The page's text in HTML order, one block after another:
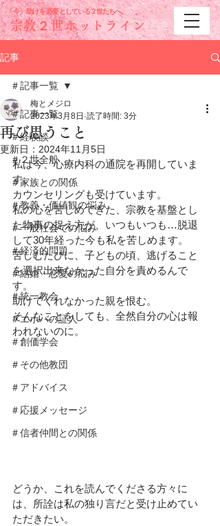
宗教２世ホットライン
「今」助けを必要と している２世たちへ。
記事
＃記事一覧
＃経験談
＃２世全般
＃家族との関係
＃教義・価値観の悩み
＃一般社会での悩み
＃経済的問題
＃結婚・恋愛の悩み
＃統一教会
＃エホバの証人
＃創価学会
＃その他教団
＃アドバイス
＃応援メッセージ
＃信者仲間との関係
＃記事一覧
再び思うこと
梅とメジロ
2023年3月8日 読了時間: 3分
更新日： 2024年11月5日
私は今、心療内科の通院を再開していま
す。
カウンセリングも受けています。
私の心を苦しめてきた、宗教を基盤とし
た物事の捉え方が、いつもいつも…脱退
して30年経った今も私を苦しめます。
苦しむたびに、子どもの頃、逃げること
を選択出来なかった自分を責めるんで
す。
助けてくれなかった親を恨む。
そんなことをしても、全然自分の心は報
われないのに。
どうか、これを読んでくださる方々に
は、所詮は私の独り言だと受け止めてい
ただきたい。